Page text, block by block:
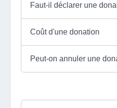
Faut-il déclarer une
Coût d'une donation
Peut-on annuler une